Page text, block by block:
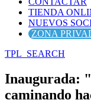
TIENDA
NUEVOS
ZONA
TPL_SEARCH
Inaugurada:
caminando